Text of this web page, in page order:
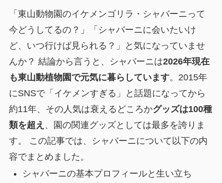
「東山動物園のイケメンゴリラ・シャバーニって
今どうしてるの？」「シャバーニに会いたいけ
ど、いつ行けば見られる？」と気になっていませ
んか？ 結論から言うと、シャバーニは2026年現在
も東山動植物園で元気に暮らしています。2015年
にSNSで「イケメンすぎる」と話題になってから
約11年、その人気は衰えるどころかグッズは100種
類を超え 、園の関連グッズとしては最多を誇りま
す。 この記事では、シャバーニについて以下の内
容でまとめました。
シャバーニの基本プロフィールと生い立ち